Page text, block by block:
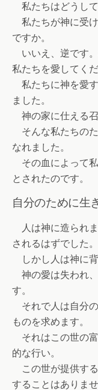
私たちはどうして
私たちが神に受
ですか。
いいえ、逆です
私たちを愛してく
私たちに神を愛
ました。
神の家に仕える召
そんな私たちの
なれました。
その血によって
とされたのです。
自分のために生
人は神に造られ
されるはずでした。
しかし人は神に背
神の愛は失われ
す。
それで人は自分
ものを求めます。
それはこの世の
的な行い。
この世が提供す
することはありま